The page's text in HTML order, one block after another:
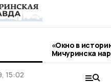
«Окно в
Мичуринска
стиле гжель
15:02